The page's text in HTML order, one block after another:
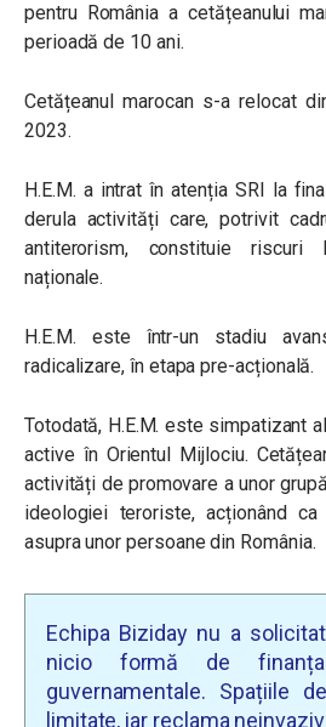
pentru România a cetățeanului
perioadă de 10 ani.
Cetățeanul marocan s-a relocat
2023.
H.E.M. a intrat în atenția SRI la
derula activități care, potrivit
antiterorism, constituie riscuri
naționale.
H.E.M. este într-un stadiu
radicalizare, în etapa pre-acțională.
Totodată, H.E.M. este simpatizant
active în Orientul Mijlociu.
activități de promovare a unor
ideologiei teroriste, acționând
asupra unor persoane din România.
Echipa Biziday nu a
nicio formă de
guvernamentale. Spațiile
limitate, iar reclama